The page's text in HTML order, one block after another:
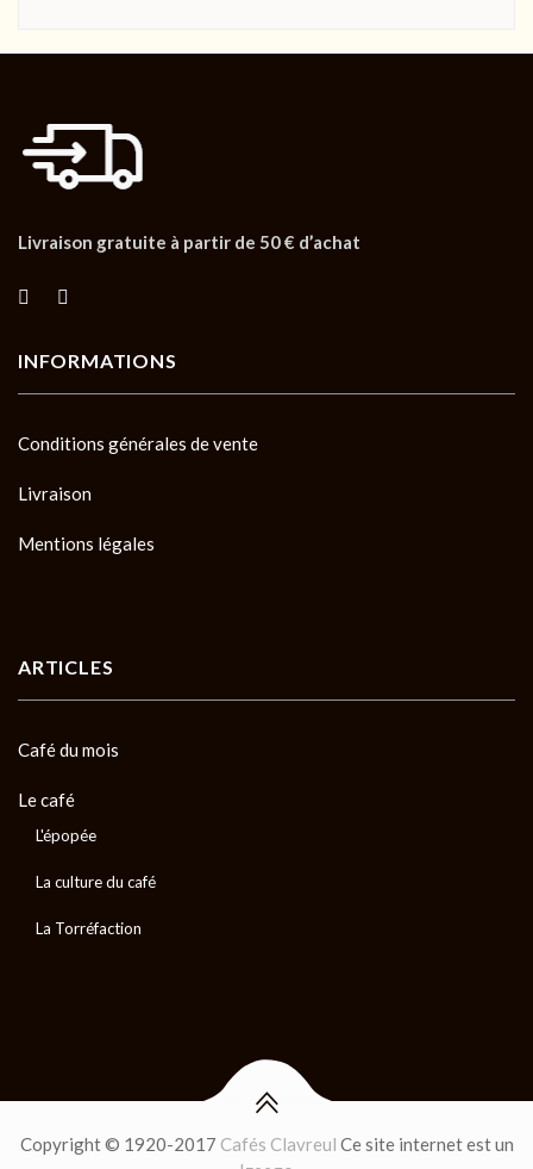
Livraison gratuite à partir de 50 € d’achat
INFORMATIONS
Conditions générales de vente
Livraison
Mentions légales
ARTICLES
Café du mois
Le café
L'épopée
La culture du café
La Torréfaction
Copyright © 1920-2017 Cafés Clavreul Ce site internet est un